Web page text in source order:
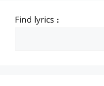
Find lyrics :